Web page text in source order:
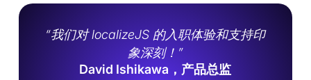
“我们对 localizeJS 的入职体验和支持印
象深刻！”
David Ishikawa，产品总监